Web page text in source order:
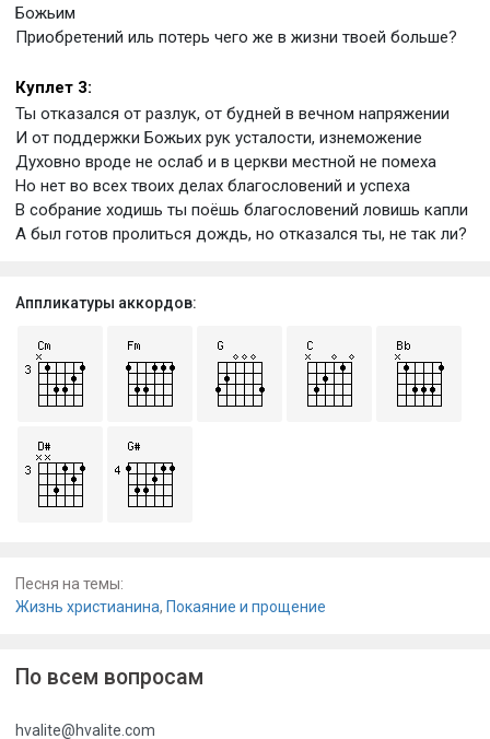
Божьим
Приобретений иль потерь чего же в жизни твоей больше?
Куплет 3:
Ты отказался от разлук, от будней в вечном напряжении
И от поддержки Божьих рук усталости, изнеможение
Духовно вроде не ослаб и в церкви местной не помеха
Но нет во всех твоих делах благословений и успеха
В собрание ходишь ты поёшь благословений ловишь капли
А был готов пролиться дождь, но отказался ты, не так ли?
Аппликатуры аккордов:
Песня на темы:
Жизнь христианина, Покаяние и прощение
По всем вопросам
hvalite@hvalite.com